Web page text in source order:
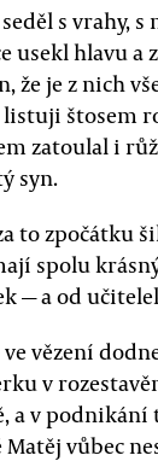
seděl s vrahy,
usekl hlavu a
že je z nich
štosem
zatoulal i
syn.
to zpočátku
spolu
— a od
ve vězení
v
a v
Matěj vůbec